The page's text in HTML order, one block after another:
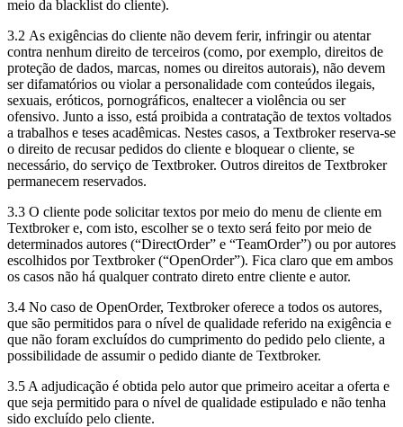
meio da blacklist do cliente).
3.2 As exigências do cliente não devem ferir, infringir ou atentar
contra nenhum direito de terceiros (como, por exemplo, direitos de
proteção de dados, marcas, nomes ou direitos autorais), não devem
ser difamatórios ou violar a personalidade com conteúdos ilegais,
sexuais, eróticos, pornográficos, enaltecer a violência ou ser
ofensivo. Junto a isso, está proibida a contratação de textos voltados
a trabalhos e teses acadêmicas. Nestes casos, a Textbroker reserva-se
o direito de recusar pedidos do cliente e bloquear o cliente, se
necessário, do serviço de Textbroker. Outros direitos de Textbroker
permanecem reservados.
3.3 O cliente pode solicitar textos por meio do menu de cliente em
Textbroker e, com isto, escolher se o texto será feito por meio de
determinados autores (“DirectOrder” e “TeamOrder”) ou por autores
escolhidos por Textbroker (“OpenOrder”). Fica claro que em ambos
os casos não há qualquer contrato direto entre cliente e autor.
3.4 No caso de OpenOrder, Textbroker oferece a todos os autores,
que são permitidos para o nível de qualidade referido na exigência e
que não foram excluídos do cumprimento do pedido pelo cliente, a
possibilidade de assumir o pedido diante de Textbroker.
3.5 A adjudicação é obtida pelo autor que primeiro aceitar a oferta e
que seja permitido para o nível de qualidade estipulado e não tenha
sido excluído pelo cliente.